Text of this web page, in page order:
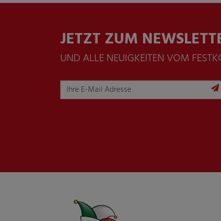
JETZT ZUM
UND ALLE NEUIGKEITEN VOM